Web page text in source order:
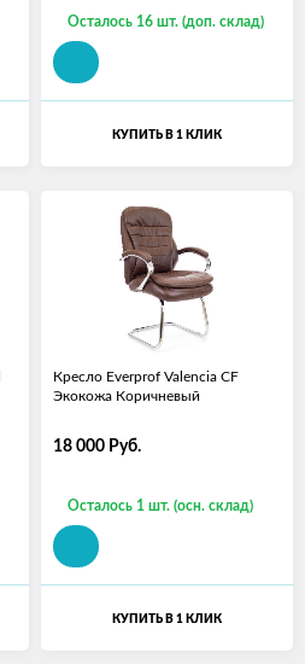
Осталось 16 шт. (доп. склад)
КУПИТЬ В 1 КЛИК
Кресло Everprof Valencia CF
Экокожа Коричневый
18 000 Руб.
Осталось 1 шт. (осн. склад)
КУПИТЬ В 1 КЛИК